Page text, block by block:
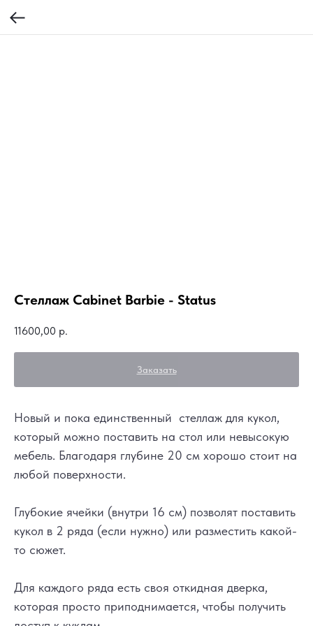
Стеллаж Cabinet Barbie - Status
11600,00 р.
Заказать
Новый и пока единственный стеллаж для кукол,
который можно поставить на стол или невысокую
мебель. Благодаря глубине 20 см хорошо стоит на
любой поверхности.
Глубокие ячейки (внутри 16 см) позволят поставить
кукол в 2 ряда (если нужно) или разместить какой-
то сюжет.
Для каждого ряда есть своя откидная дверка,
которая просто приподнимается, чтобы получить